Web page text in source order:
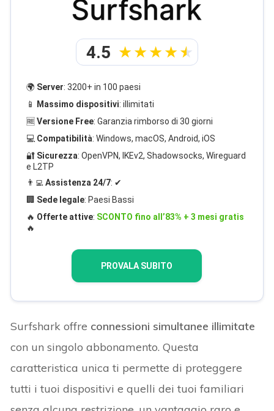
4.5
🌍 Server: 3200+ in 100 paesi
📱
Massimo dispositivi: illimitati
🆓Versione Free: Garanzia rimborso di 30 giorni
💻 Compatibilità: Windows, macOS, Android, iOS
🔐 Sicurezza: OpenVPN, IKEv2, Shadowsocks, Wireguard
e L2TP
👨‍💻Assistenza 24/7: ✔
🏢 Sede legale: Paesi Bassi
🔥 Offerte attive: SCONTO fino all’83% + 3 mesi gratis
🔥
PROVALA SUBITO
Surfshark offre connessioni simultanee illimitate
con un singolo abbonamento. Questa
caratteristica unica ti permette di proteggere
tutti i tuoi dispositivi e quelli dei tuoi familiari